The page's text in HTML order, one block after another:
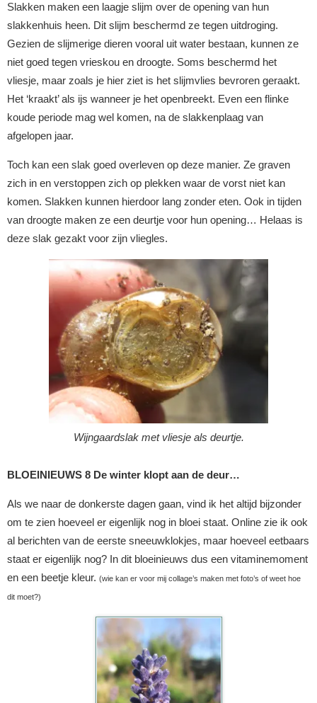
Slakken maken een laagje slijm over de opening van hun
slakkenhuis heen. Dit slijm beschermd ze tegen uitdroging.
Gezien de slijmerige dieren vooral uit water bestaan, kunnen ze
niet goed tegen vrieskou en droogte. Soms beschermd het
vliesje, maar zoals je hier ziet is het slijmvlies bevroren geraakt.
Het ‘kraakt’ als ijs wanneer je het openbreekt. Even een flinke
koude periode mag wel komen, na de slakkenplaag van
afgelopen jaar.
Toch kan een slak goed overleven op deze manier. Ze graven
zich in en verstoppen zich op plekken waar de vorst niet kan
komen. Slakken kunnen hierdoor lang zonder eten. Ook in tijden
van droogte maken ze een deurtje voor hun opening… Helaas is
deze slak gezakt voor zijn vliegles.
Wijngaardslak met vliesje als deurtje.
BLOEINIEUWS 8 De winter klopt aan de deur…
Als we naar de donkerste dagen gaan, vind ik het altijd bijzonder
om te zien hoeveel er eigenlijk nog in bloei staat. Online zie ik ook
al berichten van de eerste sneeuwklokjes, maar hoeveel eetbaars
staat er eigenlijk nog? In dit bloeinieuws dus een vitaminemoment
en een beetje kleur. (wie kan er voor mij collage’s maken met foto’s of weet hoe
dit moet?)